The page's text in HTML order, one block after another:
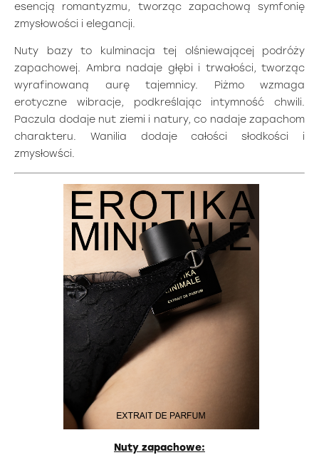
esencją romantyzmu, tworząc zapachową symfonię
zmysłowości i elegancji.
Nuty bazy to kulminacja tej olśniewającej podróży
zapachowej. Ambra nadaje głębi i trwałości, tworząc
wyrafinowaną aurę tajemnicy. Piżmo wzmaga
erotyczne wibracje, podkreślając intymność chwili.
Paczula dodaje nut ziemi i natury, co nadaje zapachom
charakteru. Wanilia dodaje całości słodkości i
zmysłowści.
Nuty zapachowe: